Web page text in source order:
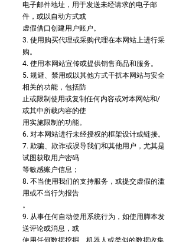
电子邮件地址，用于发送未经请求的电子邮
件，或以自动方式或
虚假借口创建用户账户。
3. 使用购买代理或采购代理在本网站上进行采
购。
4. 使用本网站宣传或提供销售商品和服务。
5. 规避、禁用或以其他方式干扰本网站与安全
相关的功能，包括防
止或限制使用或复制任何内容或对本网站和/
或其中所载内容的使
用实施限制的功能。
6. 对本网站进行未经授权的框架设计或链接。
7. 欺骗、欺诈或误导我们和其他用户，尤其是
试图获取用户密码
等敏感账户信息；
8. 不当使用我们的支持服务，或提交虚假的滥
用或不当行为报告
。
9. 从事任何自动使用系统行为，如使用脚本发
送评论或消息，或
使用任何数据挖掘、机器人或类似的数据收集